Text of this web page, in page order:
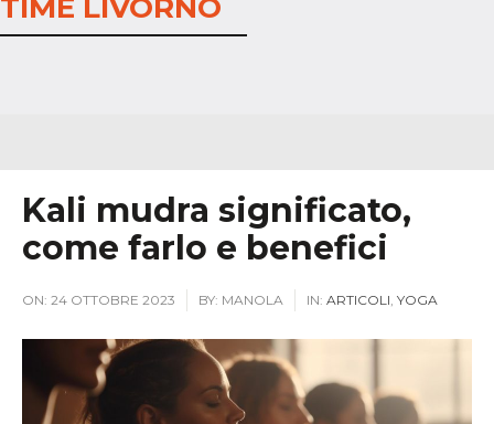
TIME LIVORNO
Kali mudra significato,
come farlo e benefici
ON: 24 OTTOBRE 2023 BY: MANOLA IN: ARTICOLI, YOGA